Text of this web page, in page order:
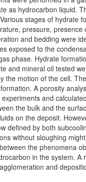
as hydrocarbon liquid.
stages of hydrate
pressure,
and bedding were
exposed to the
phase. Hydrate
and mineral oil tested
motion of the cell.
A porosity
and
the bulk and the
on the deposit.
by both
without sloughing
the phenomena
in the system.
and